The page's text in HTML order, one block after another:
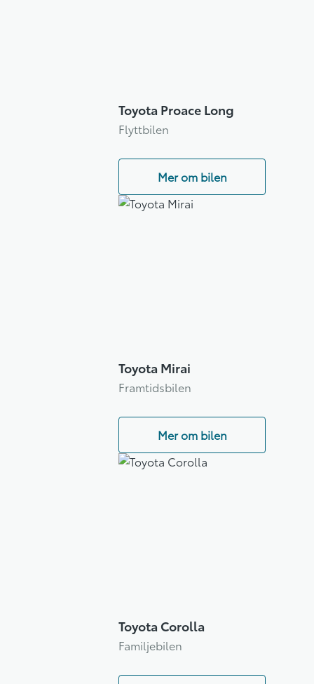
Toyota Proace Long
Flyttbilen
Mer om bilen
Toyota Mirai
Framtidsbilen
Mer om bilen
Toyota Corolla
Familjebilen